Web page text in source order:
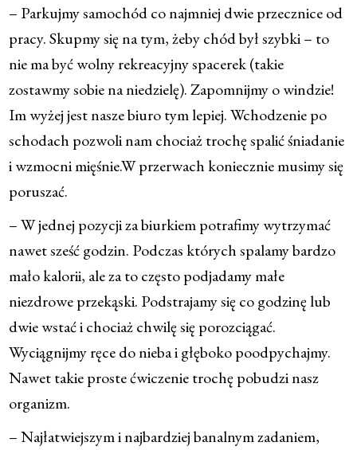
– Parkujmy samochód co najmniej dwie przecznice od
pracy. Skupmy się na tym, żeby chód był szybki – to
nie ma być wolny rekreacyjny spacerek (takie
zostawmy sobie na niedzielę). Zapomnijmy o windzie!
Im wyżej jest nasze biuro tym lepiej. Wchodzenie po
schodach pozwoli nam chociaż trochę spalić śniadanie
i wzmocni mięśnie.W przerwach koniecznie musimy się
poruszać.
– W jednej pozycji za biurkiem potrafimy wytrzymać
nawet sześć godzin. Podczas których spalamy bardzo
mało kalorii, ale za to często podjadamy małe
niezdrowe przekąski. Podstrajamy się co godzinę lub
dwie wstać i chociaż chwilę się porozciągać.
Wyciągnijmy ręce do nieba i głęboko poodpychajmy.
Nawet takie proste ćwiczenie trochę pobudzi nasz
organizm.
– Najłatwiejszym i najbardziej banalnym zadaniem,